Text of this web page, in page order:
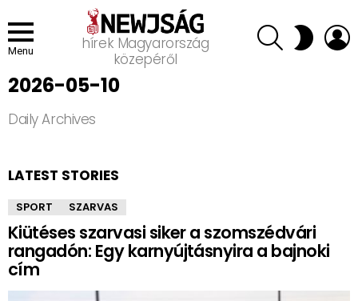
Menu
hírek Magyarország
közepéről
SEARCH SWITCH
SKIN
2026-05-10
Daily Archives
LATEST STORIES
SPORT SZARVAS
Kiütéses szarvasi siker a szomszédvári
rangadón: Egy karnyújtásnyira a bajnoki
cím